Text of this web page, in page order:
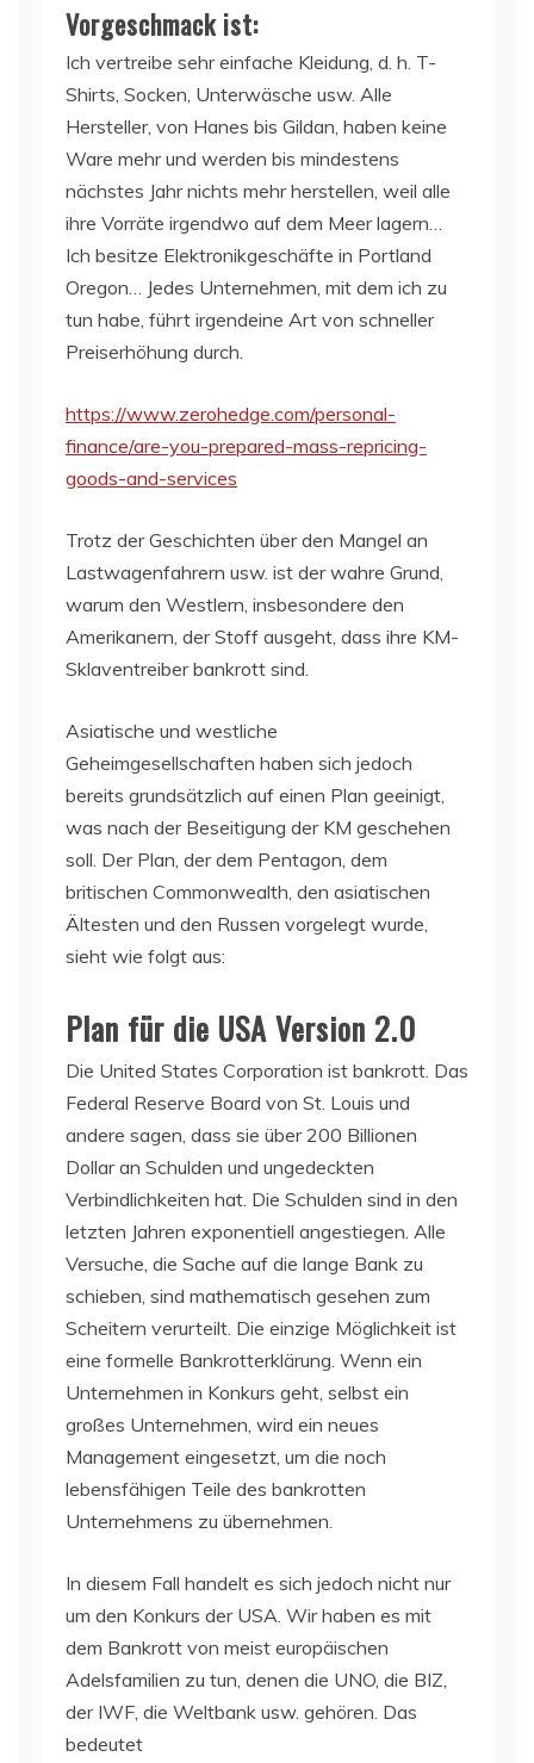
Vorgeschmack ist:
Ich vertreibe sehr einfache Kleidung, d. h. T-
Shirts, Socken, Unterwäsche usw. Alle
Hersteller, von Hanes bis Gildan, haben keine
Ware mehr und werden bis mindestens
nächstes Jahr nichts mehr herstellen, weil alle
ihre Vorräte irgendwo auf dem Meer lagern…
Ich besitze Elektronikgeschäfte in Portland
Oregon… Jedes Unternehmen, mit dem ich zu
tun habe, führt irgendeine Art von schneller
Preiserhöhung durch.
https://www.zerohedge.com/personal-
finance/are-you-prepared-mass-repricing-
goods-and-services
Trotz der Geschichten über den Mangel an
Lastwagenfahrern usw. ist der wahre Grund,
warum den Westlern, insbesondere den
Amerikanern, der Stoff ausgeht, dass ihre KM-
Sklaventreiber bankrott sind.
Asiatische und westliche
Geheimgesellschaften haben sich jedoch
bereits grundsätzlich auf einen Plan geeinigt,
was nach der Beseitigung der KM geschehen
soll. Der Plan, der dem Pentagon, dem
britischen Commonwealth, den asiatischen
Ältesten und den Russen vorgelegt wurde,
sieht wie folgt aus:
Plan für die USA Version 2.0
Die United States Corporation ist bankrott. Das
Federal Reserve Board von St. Louis und
andere sagen, dass sie über 200 Billionen
Dollar an Schulden und ungedeckten
Verbindlichkeiten hat. Die Schulden sind in den
letzten Jahren exponentiell angestiegen. Alle
Versuche, die Sache auf die lange Bank zu
schieben, sind mathematisch gesehen zum
Scheitern verurteilt. Die einzige Möglichkeit ist
eine formelle Bankrotterklärung. Wenn ein
Unternehmen in Konkurs geht, selbst ein
großes Unternehmen, wird ein neues
Management eingesetzt, um die noch
lebensfähigen Teile des bankrotten
Unternehmens zu übernehmen.
In diesem Fall handelt es sich jedoch nicht nur
um den Konkurs der USA. Wir haben es mit
dem Bankrott von meist europäischen
Adelsfamilien zu tun, denen die UNO, die BIZ,
der IWF, die Weltbank usw. gehören. Das
bedeutet